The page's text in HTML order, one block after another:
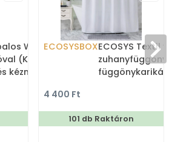
WC tartály
(Kombi WC
kézmosó)
ECOSYSBOXECOSYS Textil
zuhanyfüggöny
4 400 Ft
101 db Raktáron